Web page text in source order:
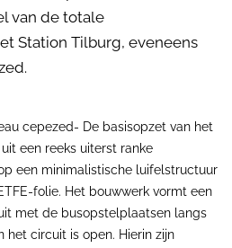
van de totale
Station Tilburg, eveneens
cepezed- De basisopzet van het
een reeks uiterst ranke
een minimalistische luifelstructuur
folie. Het bouwwerk vormt een
met de busopstelplaatsen langs
het circuit is open. Hierin zijn